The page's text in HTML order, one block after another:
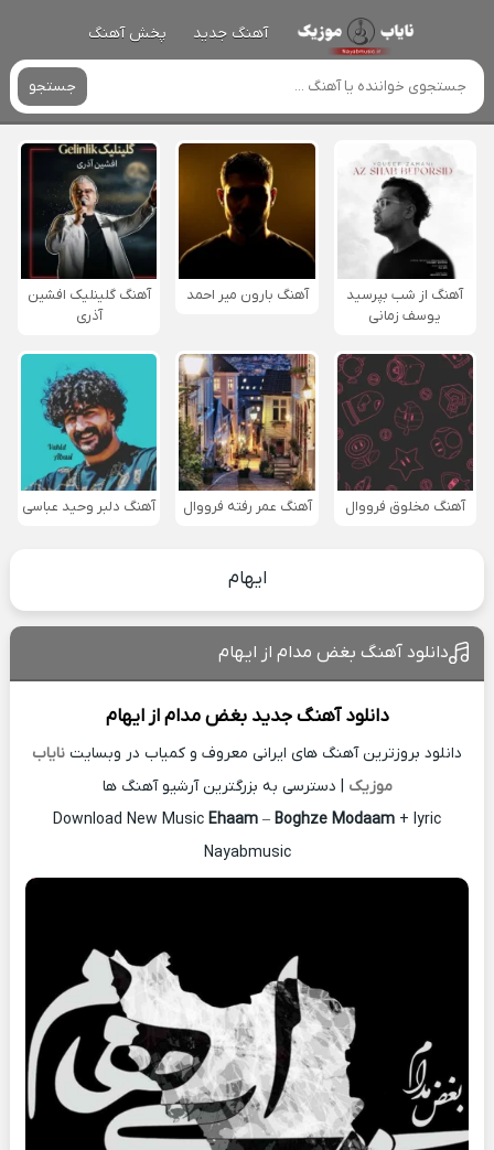
آهنگ جدید پخش آهنگ
جستجو
آهنگ از شب بپرسید
یوسف زمانی
آهنگ بارون میر احمد
آهنگ گلینلیک افشین
آذری
آهنگ مخلوق فرووال آهنگ عمر رفته فرووال آهنگ دلبر وحید عباسی
ایهام
دانلود آهنگ بغض مدام از ایهام
دانلود آهنگ جدید بغض مدام ازایهام
دانلود بروزترین آهنگ های ایرانی معروف و کمیاب در وبسایت نایاب
موزیک | دسترسی به بزرگترین آرشیو آهنگ ها
Download New Music Ehaam – Boghze Modaam + lyric
Nayabmusic